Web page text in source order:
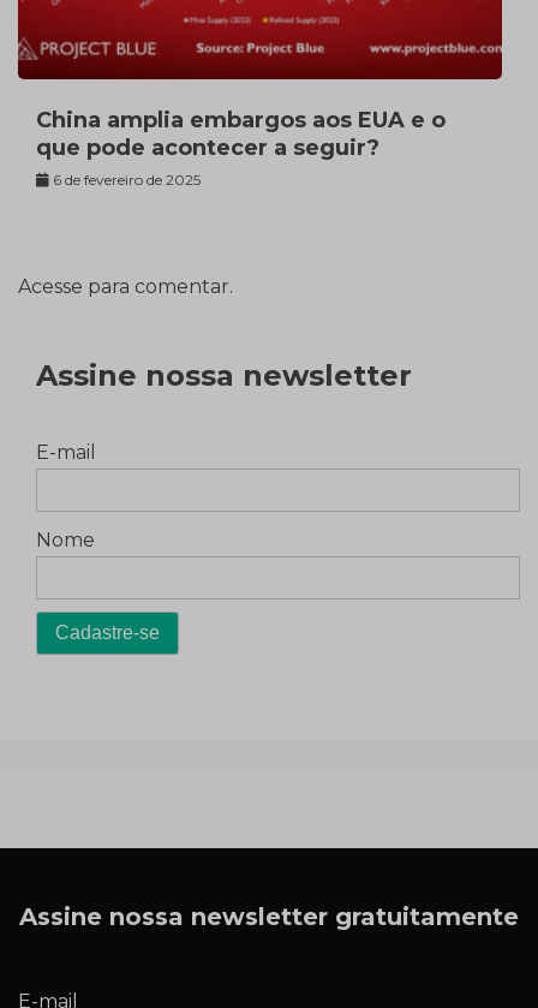
China amplia embargos aos EUA e o
que pode acontecer a seguir?
6 de fevereiro de 2025
Acesse para comentar.
Assine nossa newsletter
E-mail
Nome
Assine nossa newsletter gratuitamente
E-mail